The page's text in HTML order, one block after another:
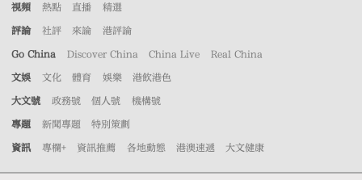
視頻 熱點 直播 精選
評論 社評 來論 港評論
Go China Discover China China Live Real China
文娛 文化 體育 娛樂 港飲港色
大文號 政務號 個人號 機構號
專題 新聞專題 特別策劃
資訊 專欄+ 資訊推薦 各地動態 港澳速遞 大文健康